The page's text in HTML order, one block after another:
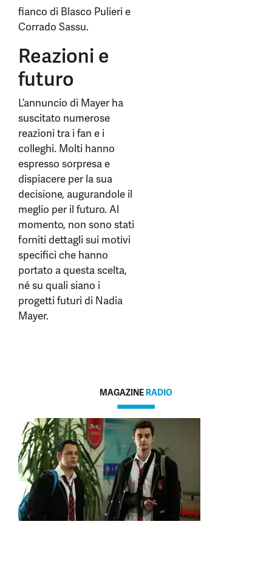
fianco di Blasco Pulieri e
Corrado Sassu.
Reazioni e
futuro
L’annuncio di Mayer ha
suscitato numerose
reazioni tra i fan e i
colleghi. Molti hanno
espresso sorpresa e
dispiacere per la sua
decisione, augurandole il
meglio per il futuro. Al
momento, non sono stati
forniti dettagli sui motivi
specifici che hanno
portato a questa scelta,
né su quali siano i
progetti futuri di Nadia
Mayer.
MAGAZINE RADIO